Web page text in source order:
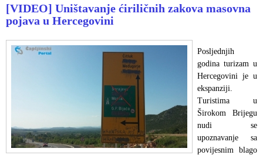
[VIDEO] Uništavanje ćiriličnih zakova masovna
pojava u Hercegovini
Posljednjih
godina turizam u
Hercegovini je u
ekspanziji.
Turistima u
Širokom Brijegu
nudi se
upoznavanje sa
povijesnim blago